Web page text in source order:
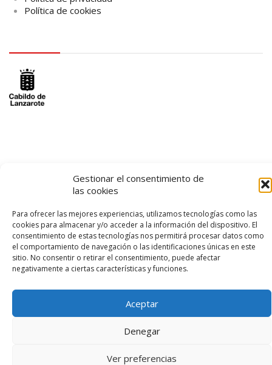
Gestionar el consentimiento de
las cookies
Para ofrecer las mejores experiencias, utilizamos tecnologías como las
cookies para almacenar y/o acceder a la información del dispositivo. El
consentimiento de estas tecnologías nos permitirá procesar datos como
el comportamiento de navegación o las identificaciones únicas en este
sitio. No consentir o retirar el consentimiento, puede afectar
negativamente a ciertas características y funciones.
Aceptar
Denegar
Ver preferencias
Política de cookies